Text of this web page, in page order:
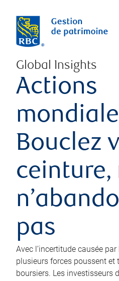
Global Insights
Actions
Bouclez
ceinture,
pas
Avec l’incertitude causée
plusieurs forces poussent et
boursiers. Les investisseurs